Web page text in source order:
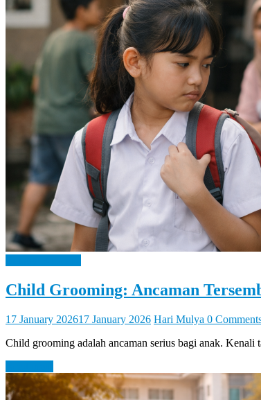
Child Grooming: Ancaman
17 January 202617 January 2026 Hari Mulya 0
Child grooming adalah ancaman serius bagi anak. Kenali